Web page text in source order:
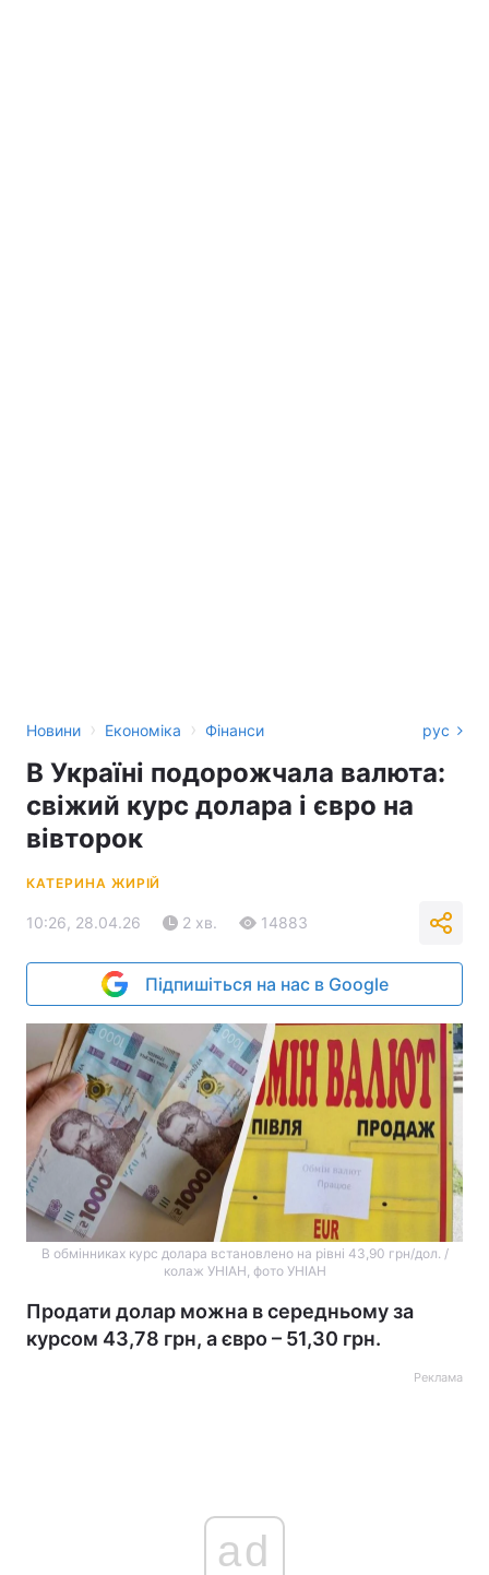
Новини › Економіка › Фінанси рус
В Україні подорожчала валюта:
свіжий курс долара і євро на
вівторок
КАТЕРИНА ЖИРІЙ
10:26, 28.04.26 2 хв. 14883
Підпишіться на нас в Google
В обмінниках курс долара встановлено на рівні 43,90 грн/дол. /
колаж УНІАН, фото УНІАН
Продати долар можна в середньому за
курсом 43,78 грн, а євро – 51,30 грн.
Реклама
ad